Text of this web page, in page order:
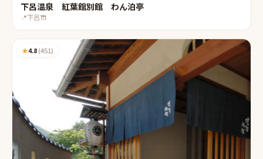
下呂温泉 紅葉館別館 わん泊亭
📍下呂市
★4.8(451)